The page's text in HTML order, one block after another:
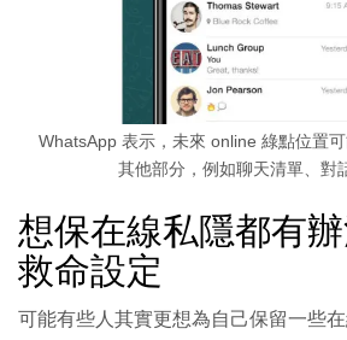
WhatsApp 表示，未來 online 綠點位置
其他部分，例如聊天清單、對
想保在線私隱都有
救命設定
可能有些人其實更想為自己保留一些